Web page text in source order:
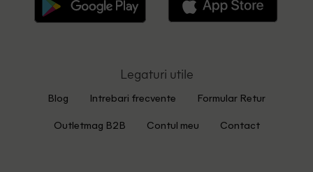
Legaturi utile
Blog Intrebari frecvente Formular Retur
Outletmag B2B Contul meu Contact